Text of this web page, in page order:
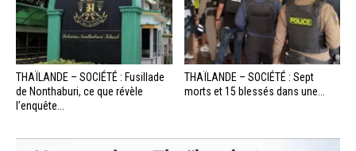
THAÏLANDE – SOCIÉTÉ : Fusillade
de Nonthaburi, ce que révèle
l’enquête...
THAÏLANDE – SOCIÉTÉ : Sept
morts et 15 blessés dans une...